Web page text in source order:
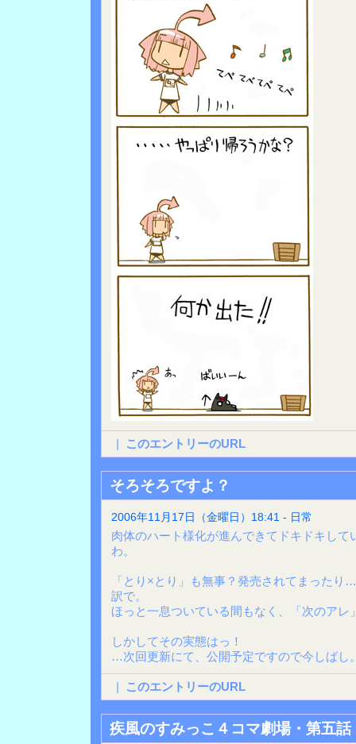
| このエントリーのURL
そろそろですよ？
2006年11月17日（金曜日）18:41 - 日常
肉体のハート様化が進んできてドキドキして
わ。
「とり×とり」も無事？発売されてまった
訳で。
ほっと一息ついている間もなく、「次のアレ
しかしてその実態はっ！
…次回更新にて、公開予定ですので今しばし
| このエントリーのURL
疾風のすみっこ４コマ劇場・第五